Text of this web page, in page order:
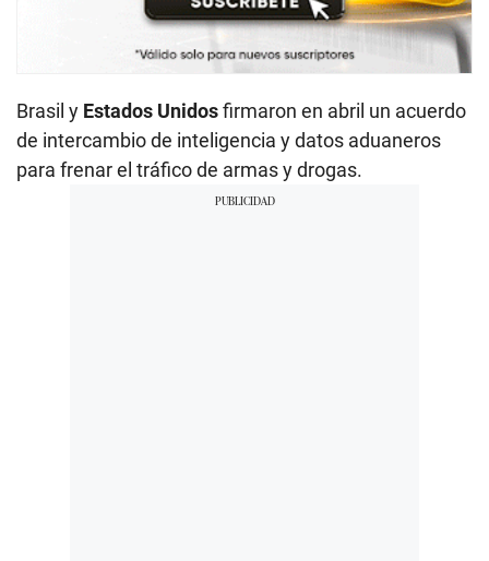
Brasil y Estados Unidosfirmaron en abril un acuerdo
de intercambio de inteligencia y datos aduaneros
para frenar el tráfico de armas y drogas.